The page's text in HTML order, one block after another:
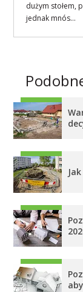
dużym stołem,
jednak mnós...